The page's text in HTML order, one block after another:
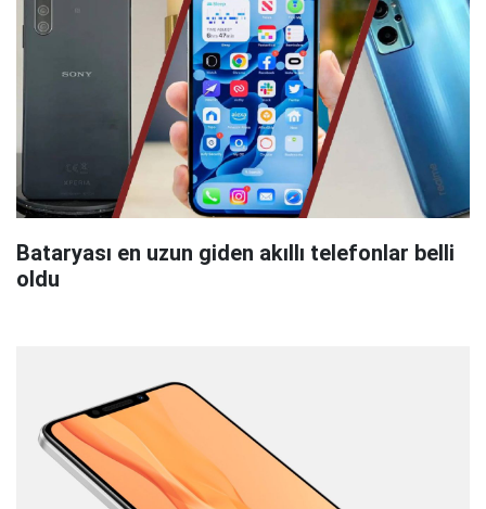
Bataryası en uzun giden akıllı telefonlar belli
oldu